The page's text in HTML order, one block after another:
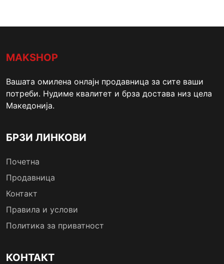
MAKSHOP
Вашата омилена онлајн продавница за сите ваши
потреби. Нудиме квалитет и брза достава низ цела
Македонија.
БРЗИ ЛИНКОВИ
Почетна
Продавница
Контакт
Правила и услови
Политика за приватност
КОНТАКТ